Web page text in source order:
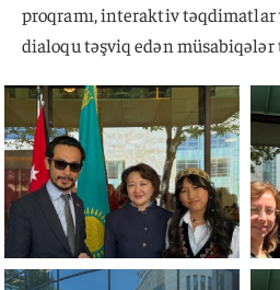
proqramı, interaktiv təqdimatlar
dialoqu təşviq edən